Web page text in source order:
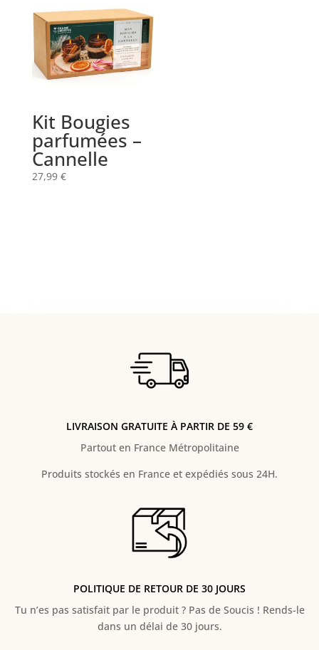
Kit Bougies
parfumées –
Cannelle
27,99 €
LIVRAISON GRATUITE À PARTIR DE 59 €
Partout en France Métropolitaine
Produits stockés en France et expédiés sous 24H.
POLITIQUE DE RETOUR DE 30 JOURS
Tu n’es pas satisfait par le produit ? Pas de Soucis ! Rends-le
dans un délai de 30 jours.